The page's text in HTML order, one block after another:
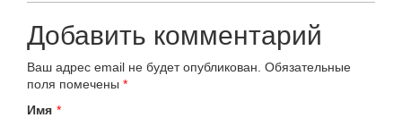
Добавить комментарий
Ваш адрес email не будет опубликован. Обязательные
поля помечены *
Имя *